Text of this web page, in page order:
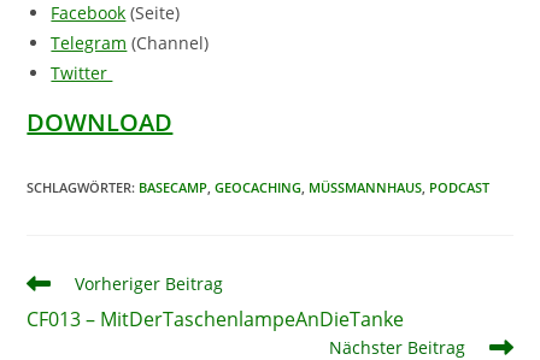
Facebook (Seite)
Telegram (Channel)
Twitter
DOWNLOAD
SCHLAGWÖRTER: BASECAMP, GEOCACHING, MÜSSMANNHAUS, PODCAST
Weitere
ansehen
Vorheriger Beitrag
CF013 – MitDerTaschenlampeAnDieTanke
Nächster Beitrag